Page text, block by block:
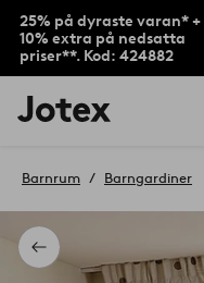
25% på dyraste varan* +
10% extra på nedsatta
priser**. Kod: 424882
Jotex
logotyp
till
Tillbaka
Barnrum Barngardiner